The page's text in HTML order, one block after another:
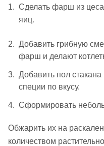
Сделать фарш из
яиц.
Добавить грибную
фарш и делают
Добавить пол
специи по вкусу.
Сформировать
Обжарить их на
количеством